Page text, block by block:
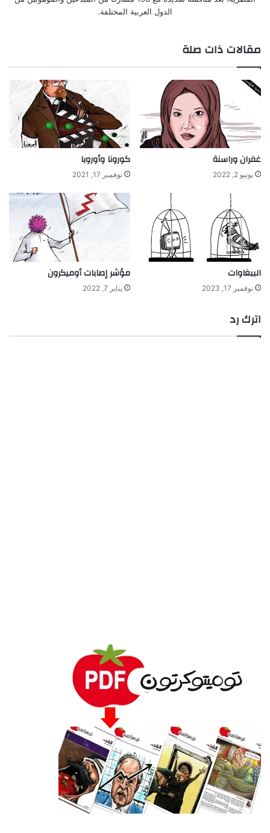
الدول العربية المختلفة.
مقالات ذات صلة
غفران وراسنة
يونيو 2, 2022
كورونا وأوروبا
نوفمبر 17, 2021
الببغاوات
نوفمبر 17, 2023
مؤشر إصابات أوميكرون
يناير 7, 2022
اترك رد